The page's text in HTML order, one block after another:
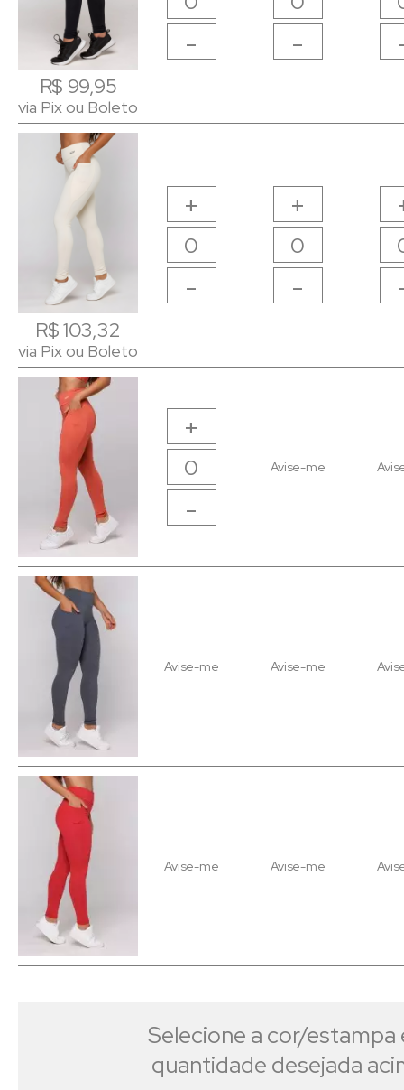
R$ 99,95
via Pix ou Boleto
- -
R$ 103,32
via Pix ou Boleto
+
-
+
-
+
-
Avise-me
Avise-me Avise-me
Avise-me Avise-me
R$ 99,95
via Pix ou Boleto
R$ 103,32
via Pix ou Boleto
Selecione a cor/estampa
quantidade desejada